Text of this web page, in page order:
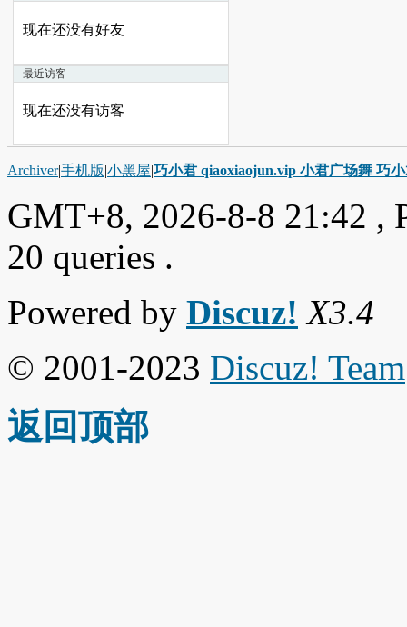
现在还没有好友
最近访客
现在还没有访客
Archiver|手机版|小黑屋|巧小君 qiaoxiaojun.vip 小君广场舞 巧
GMT+8, 2026-8-8 21:42 ,
20 queries .
Powered by Discuz! X3.4
© 2001-2023 Discuz! Team
返回顶部